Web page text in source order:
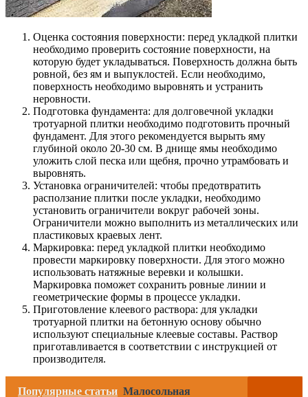
Оценка состояния поверхности: перед укладкой плитки
необходимо проверить состояние поверхности, на
которую будет укладываться. Поверхность должна быть
ровной, без ям и выпуклостей. Если необходимо,
поверхность необходимо выровнять и устранить
неровности.
Подготовка фундамента: для долговечной укладки
тротуарной плитки необходимо подготовить прочный
фундамент. Для этого рекомендуется вырыть яму
глубиной около 20-30 см. В днище ямы необходимо
уложить слой песка или щебня, прочно утрамбовать и
выровнять.
Установка ограничителей: чтобы предотвратить
расползание плитки после укладки, необходимо
установить ограничители вокруг рабочей зоны.
Ограничители можно выполнить из металлических или
пластиковых краевых лент.
Маркировка: перед укладкой плитки необходимо
провести маркировку поверхности. Для этого можно
использовать натяжные веревки и колышки.
Маркировка поможет сохранить ровные линии и
геометрические формы в процессе укладки.
Приготовление клеевого раствора: для укладки
тротуарной плитки на бетонную основу обычно
используют специальные клеевые составы. Раствор
приготавливается в соответствии с инструкцией от
производителя.
Популярные статьи Малосольная